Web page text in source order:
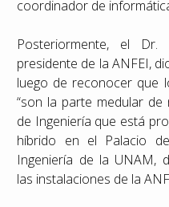
coordinador de
Posteriormente, el
presidente de la ANFEI,
luego de reconocer que
“son la parte medular
de Ingeniería que está
híbrido en el Palacio
Ingeniería de la UNAM,
las instalaciones de la